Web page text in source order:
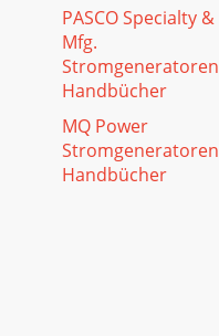
PASCO Specialty &
Mfg.
Stromgeneratoren
Handbücher
MQ Power
Stromgeneratoren
Handbücher